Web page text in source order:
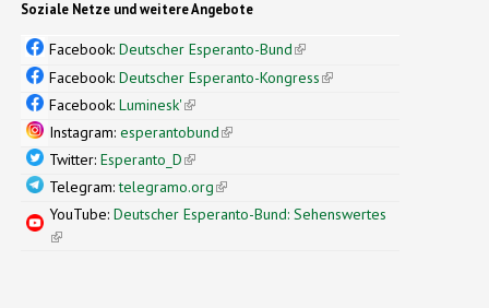
Soziale Netze und weitere Angebote
Facebook:Deutscher Esperanto-Bund(link is external)
Facebook:Deutscher Esperanto-Kongress(link is external)
Facebook:Luminesk'(link is external)
Instagram:esperantobund(link is external)
Twitter:Esperanto_D(link is external)
Telegram:telegramo.org(link is external)
YouTube:Deutscher Esperanto-Bund: Sehenswertes
(link is external)